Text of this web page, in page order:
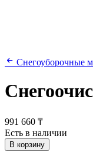
Снегоуборочные
991 660 ₸
Есть в наличии
В корзину